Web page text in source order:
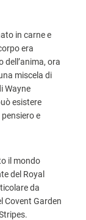
in carne e
era
dell’anima, ora
miscela di
Wayne
esistere
e
il mondo
del Royal
da
Covent Garden